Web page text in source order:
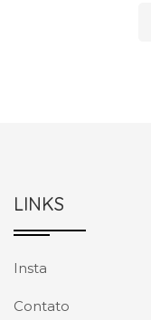
LINKS
Insta
Contato